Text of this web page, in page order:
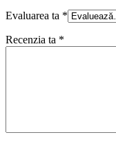
Evaluarea ta *
Recenzia ta *